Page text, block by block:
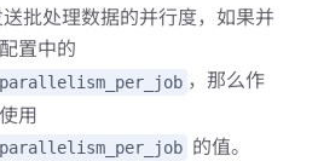
批处理数据的并行度，如果并
置中的
，那么作
用
的值。